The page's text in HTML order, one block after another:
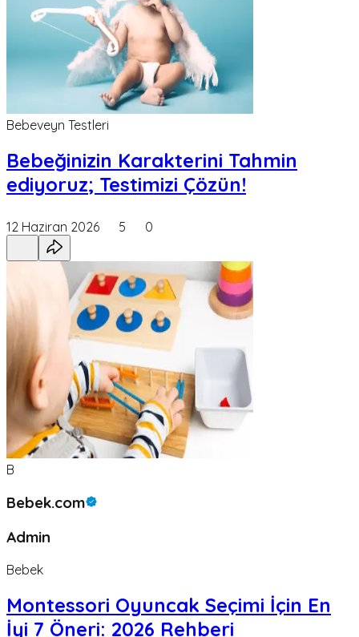
Bebeveyn Testleri
Bebeğinizin Karakterini Tahmin
ediyoruz; Testimizi Çözün!
12 Haziran 2026 5 0
B
Bebek.com
Admin
Bebek
Montessori Oyuncak Seçimi İçin En
İyi 7 Öneri: 2026 Rehberi